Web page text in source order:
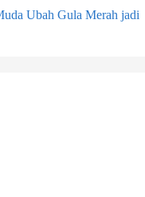
Ubah Gula Merah jadi